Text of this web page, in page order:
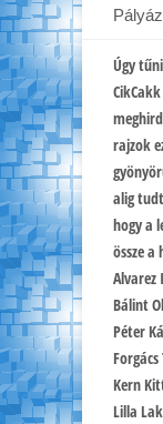
Úgy
rajzok
alig
hogy a
össze
Alvarez
Bálint
Péter
Kern
Lilla